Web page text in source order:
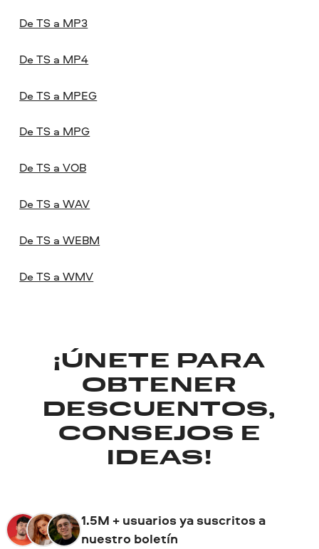
De TS a MP3
De TS a MP4
De TS a MPEG
De TS a MPG
De TS a VOB
De TS a WAV
De TS a WEBM
De TS a WMV
¡ÚNETE PARA
OBTENER
DESCUENTOS,
CONSEJOS E
IDEAS!
1.5M + usuarios ya suscritos a
nuestro boletín